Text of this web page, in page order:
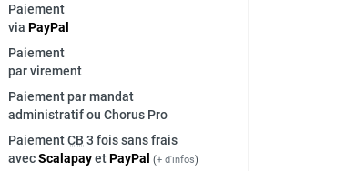
Paiement
via PayPal
Paiement
par virement
Paiement par mandat
administratif ou Chorus Pro
PaiementCB 3 fois sans frais
avecScalapayetPayPal (+ d'infos)